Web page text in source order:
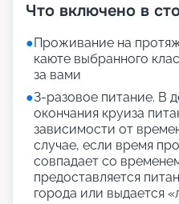
Что включено в
●Проживание на
каюте выбранного
за вами
●3-разовое питание. В
окончания круиза
зависимости от
случае, если время
совпадает со
предоставляется
города или выдается